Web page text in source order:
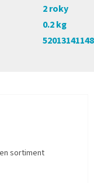
2 roky
0.2 kg
sortiment